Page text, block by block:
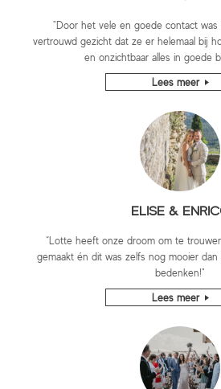
"Door het vele en goede contact was
vertrouwd gezicht dat ze er helemaal bij
en onzichtbaar alles in goede
Lees meer
ELISE &
“Lotte heeft onze droom om te
gemaakt én dit was zelfs nog mooier
bedenken!"
Lees meer